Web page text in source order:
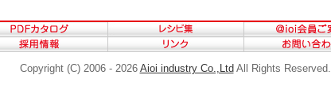
Copyright (C) 2006 - 2026 Aioi industry Co.,Ltd All Rights Reserved.